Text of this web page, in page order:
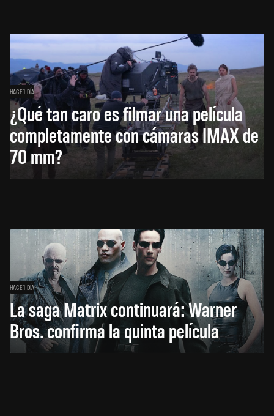
HACE 1 DÍA
¿Qué tan caro es filmar una película
completamente con cámaras IMAX de
70 mm?
HACE 1 DÍA
La saga Matrix continuará: Warner
Bros. confirma la quinta película